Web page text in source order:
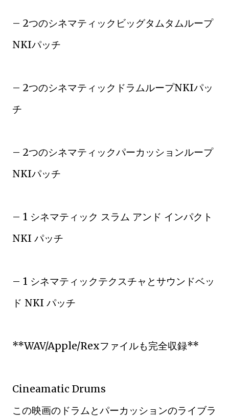
– 2つのシネマティックビッグタムタムループ
NKIパッチ
– 2つのシネマティックドラムループNKIパッ
チ
– 2つのシネマティックパーカッションループ
NKIパッチ
– 1 シネマティック スラム アンド インパクト
NKI パッチ
– 1 シネマティックテクスチャとサウンドベッ
ド NKI パッチ
**WAV/Apple/Rexファイルも完全収録**
Cineamatic Drums
この映画のドラムとパーカッションのライブラ